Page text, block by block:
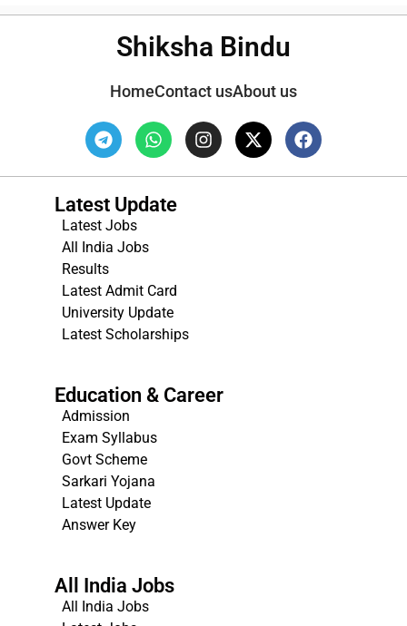
Shiksha Bindu
HomeContact usAbout us
Latest Update
Latest Jobs
All India Jobs
Results
Latest Admit Card
University Update
Latest Scholarships
Education & Career
Admission
Exam Syllabus
Govt Scheme
Sarkari Yojana
Latest Update
Answer Key
All India Jobs
All India Jobs